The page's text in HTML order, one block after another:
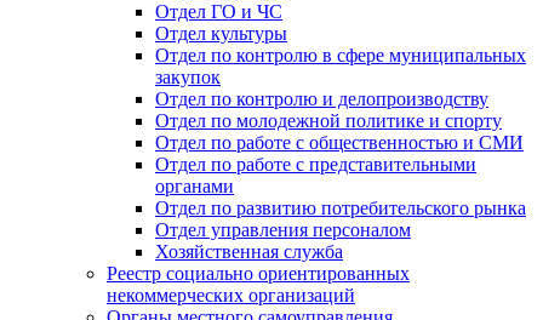
Отдел ГО и ЧС
Отдел культуры
Отдел по контролю в сфере муниципальных
закупок
Отдел по контролю и делопроизводству
Отдел по молодежной политике и спорту
Отдел по работе с общественностью и СМИ
Отдел по работе с представительными
органами
Отдел по развитию потребительского рынка
Отдел управления персоналом
Хозяйственная служба
Реестр социально ориентированных
некоммерческих организаций